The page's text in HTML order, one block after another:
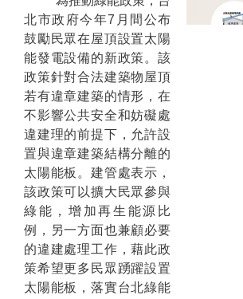
北市政府今年7月間公布
鼓勵民眾在屋頂設置太陽
能發電設備的新政策。該
政策針對合法建築物屋頂
若有違章建築的情形，在
不影響公共安全和妨礙處
違建理的前提下，允許設
置與違章建築結構分離的
太陽能板。建管處表示，
該政策可以擴大民眾參與
綠能，增加再生能源比
例，另一方面也兼顧必要
的違建處理工作，藉此政
策希望更多民眾踴躍設置
太陽能板，落實台北綠能